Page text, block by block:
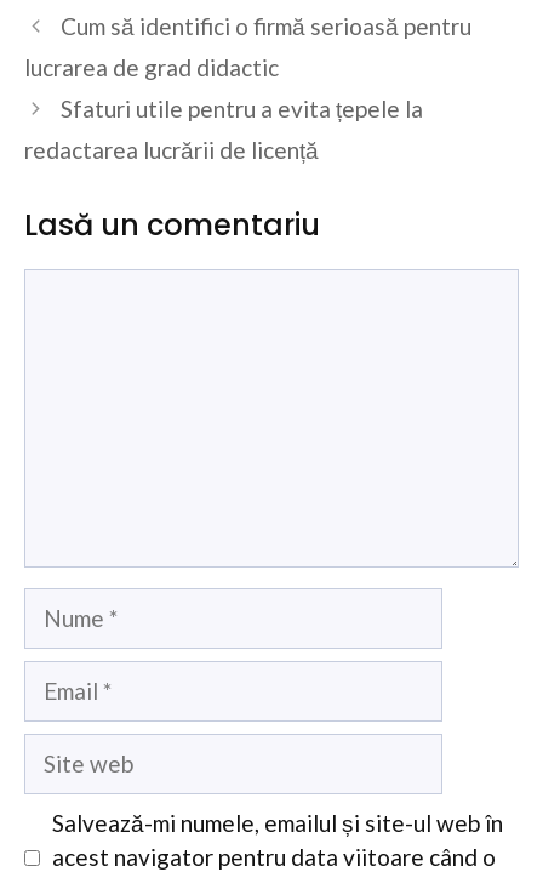
Cum să identifici o firmă serioasă pentru
lucrarea de grad didactic
Sfaturi utile pentru a evita țepele la
redactarea lucrării de licență
Lasă un comentariu
Nume
Email
Site
Salvează-mi numele, emailul și site-ul web în
acest navigator pentru data viitoare când o